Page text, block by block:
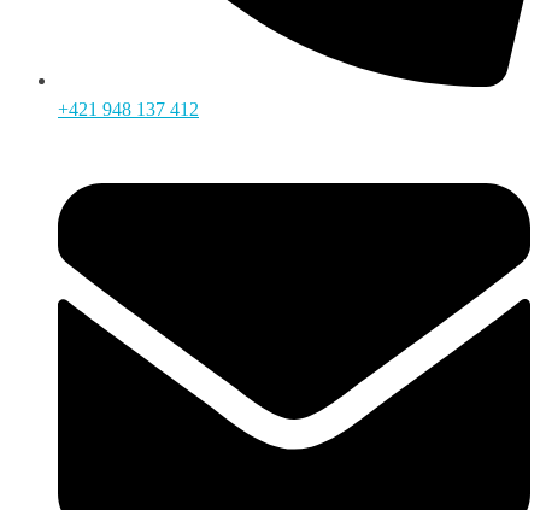
+421 948 137 412